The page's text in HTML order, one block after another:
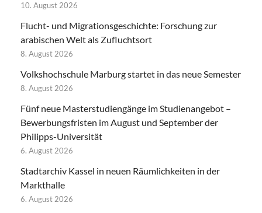
10. August 2026
Flucht- und Migrationsgeschichte: Forschung zur
arabischen Welt als Zufluchtsort
8. August 2026
Volkshochschule Marburg startet in das neue Semester
8. August 2026
Fünf neue Masterstudiengänge im Studienangebot –
Bewerbungsfristen im August und September der
Philipps-Universität
6. August 2026
Stadtarchiv Kassel in neuen Räumlichkeiten in der
Markthalle
6. August 2026